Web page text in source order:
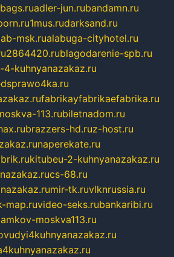
adler-jun.rubandamn.ru
1mus.rudarksand.ru
msk.rualabuga-cityhotel.ru
2864420.rublagodarenie-spb.ru
kuhnyanazakaz.ru
fabrikayfabrikaefabrika.ru
113.rubiletnadom.ru
brazzers-hd.ruz-host.ru
naperekate.ru
kitubeu-2-kuhnyanazakaz.ru
cs-68.ru
mir-tk.ruvlknrussia.ru
map.ruvideo-seks.rubankaribi.ru
moskva113.ru